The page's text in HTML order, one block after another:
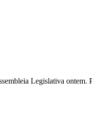
Legislativa ontem.